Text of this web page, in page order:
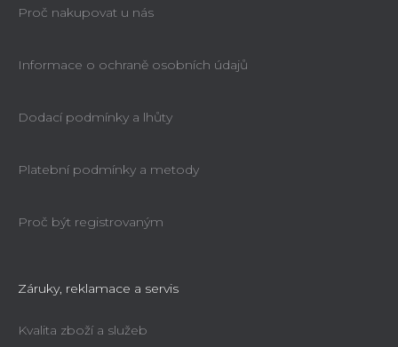
Proč nakupovat u nás
Informace o ochraně osobních údajů
Dodací podmínky a lhůty
Platební podmínky a metody
Proč být registrovaným
Záruky, reklamace a servis
Kvalita zboží a služeb